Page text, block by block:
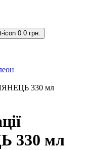
0 0 грн.
330 мл
330 мл